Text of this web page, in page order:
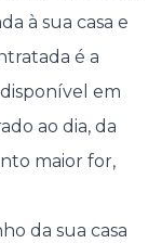
à sua casa e
é a
em
ao dia, da
maior for,
da sua casa